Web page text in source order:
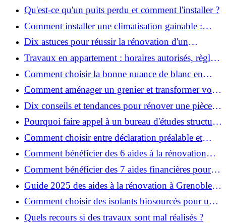
Qu'est-ce qu'un puits perdu et comment l'installer ?
Comment installer une climatisation gainable :
coût, étapes et conseils ?
Dix astuces pour réussir la rénovation d'un
appartement
Travaux en appartement : horaires autorisés, règles
et bonnes pratiques
Comment choisir la bonne nuance de blanc en
décoration et éviter les pièges ?
Comment aménager un grenier et transformer vos
combles en espace habitable ?
Dix conseils et tendances pour rénover une pièce
de la maison
Pourquoi faire appel à un bureau d'études structure
pour garantir la sécurité de vos rénovations ?
Comment choisir entre déclaration préalable et
permis de construire pour vos travaux ?
Comment bénéficier des 6 aides à la rénovation
énergétique à Grenoble ?
Comment bénéficier des 7 aides financières pour la
rénovation énergétique à Voiron ?
Guide 2025 des aides à la rénovation à Grenoble et
Voiron : MaPrimeRénov’, CEE, aides locales
Comment choisir des isolants biosourcés pour une
rénovation écologique ?
Quels recours si des travaux sont mal réalisés ?